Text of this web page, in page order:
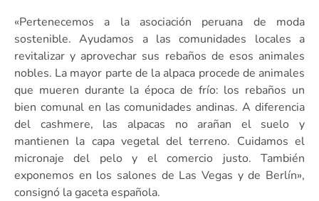
«Pertenecemos a la asociación peruana de moda
sostenible. Ayudamos a las comunidades locales a
revitalizar y aprovechar sus rebaños de esos animales
nobles. La mayor parte de la alpaca procede de animales
que mueren durante la época de frío: los rebaños un
bien comunal en las comunidades andinas. A diferencia
del cashmere, las alpacas no arañan el suelo y
mantienen la capa vegetal del terreno. Cuidamos el
micronaje del pelo y el comercio justo. También
exponemos en los salones de Las Vegas y de Berlín»,
consignó la gaceta española.